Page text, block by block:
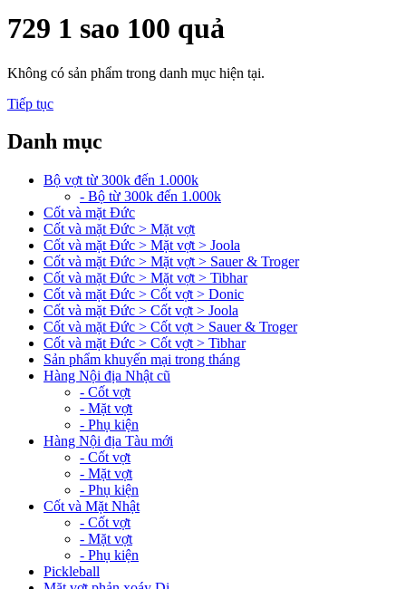
729 1 sao 100 quả
Không có sản phẩm trong danh mục hiện tại.
Tiếp tục
Danh mục
Bộ vợt từ 300k đến 1.000k
- Bộ từ 300k đến 1.000k
Cốt và mặt Đức
Cốt và mặt Đức > Mặt vợt
Cốt và mặt Đức > Mặt vợt > Joola
Cốt và mặt Đức > Mặt vợt > Sauer & Troger
Cốt và mặt Đức > Mặt vợt > Tibhar
Cốt và mặt Đức > Cốt vợt > Donic
Cốt và mặt Đức > Cốt vợt > Joola
Cốt và mặt Đức > Cốt vợt > Sauer & Troger
Cốt và mặt Đức > Cốt vợt > Tibhar
Sản phẩm khuyến mại trong tháng
Hàng Nội địa Nhật cũ
- Cốt vợt
- Mặt vợt
- Phụ kiện
Hàng Nội địa Tàu mới
- Cốt vợt
- Mặt vợt
- Phụ kiện
Cốt và Mặt Nhật
- Cốt vợt
- Mặt vợt
- Phụ kiện
Pickleball